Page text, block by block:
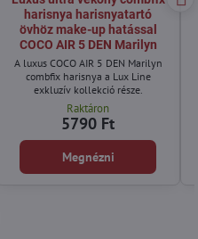
harisnya harisnyatartó
övhöz make-up hatással
COCO AIR 5 DEN Marilyn
A luxus COCO AIR 5 DEN Marilyn
combfix harisnya a Lux Line
exkluzív kollekció része.
Raktáron
5790 Ft
Megnézni